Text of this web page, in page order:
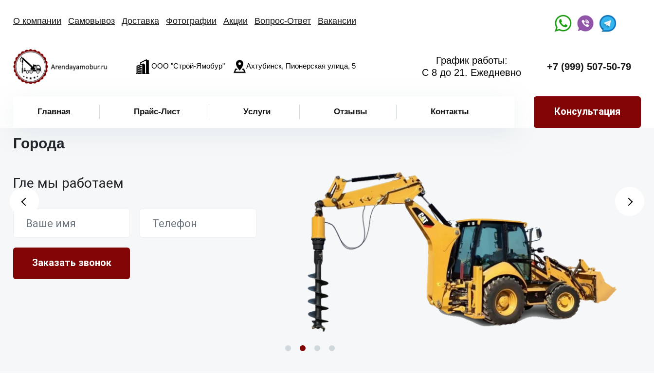
О компании Самовывоз Доставка Фотографии Акции Вопрос-Ответ Вакансии
ООО "Строй-Ямобур" Ахтубинск, Пионерская улица, 5
График работы:
С 8 до 21. Ежедневно
+7 (999) 507-50-79
Главная Прайс-Лист Услуги Отзывы Контакты Консультация
Города
Где мы работаем